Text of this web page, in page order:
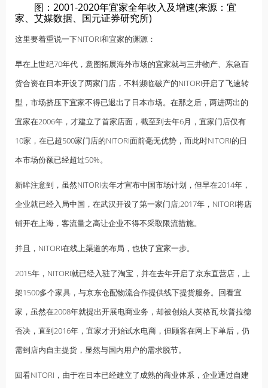
图：2001-2020年宜家全年收入及增速(来源：宜
家、艾媒数据、国元证券研究所)
这里要着重说一下NITORI和宜家的渊源：
早在上世纪70年代，意图拓展海外市场的宜家就与三井物产、东急百
货合资在日本开设了两家门店，不料濒临破产的NITORI开启了飞速转
型，市场挤压下宜家不得已退出了日本市场。在那之后，两进两出的
宜家在2006年，才建立了首家店面，截至到去年6月，宜家门店仅有
10家，在已超500家门店的NITORI面前毫无优势，而此时NITORI的日
本市场份额已经超过50%。
新眸注意到，虽然NITORI去年才宣布中国市场计划，但早在2014年，
企业就已经入局中国，在武汉开设了第一家门店;2017年，NITORI将店
铺开在上海，客流量之高让企业不得不采取限流措施。
并且，NITORI在线上渠道的布局，也快了宜家一步。
2015年，NITORI就已经入驻了淘宝，并在去年开启了京东直营店，上
架1500多个家具，与京东仓配物流合作提供线下提货服务。回看宜
家，虽然在2008年就提出开展电商业务，却被创始人英格瓦·坎普拉德
否决，直到2016年，宜家才开始试水电商，但顾客在网上下单后，仍
需到店内自主提货，显然与国内用户的需求脱节。
回看NITORI，由于在日本已经建立了成熟的商业体系，企业通过自建